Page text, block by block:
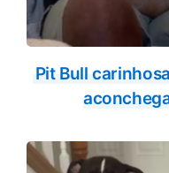
Pit Bull